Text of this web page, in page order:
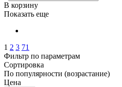
В корзину
Показать еще
1 2 3 71
Фильтр по параметрам
Сортировка
По популярности (возрастание)
Цена